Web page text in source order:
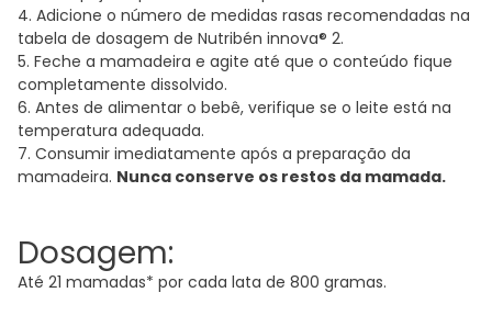
4. Adicione o número de medidas rasas recomendadas na
tabela de dosagem de Nutribén innova® 2.
5. Feche a mamadeira e agite até que o conteúdo fique
completamente dissolvido.
6. Antes de alimentar o bebê, verifique se o leite está na
temperatura adequada.
7. Consumir imediatamente após a preparação da
mamadeira. Nunca conserve os restos da mamada.
Dosagem:
Até 21 mamadas* por cada lata de 800 gramas.